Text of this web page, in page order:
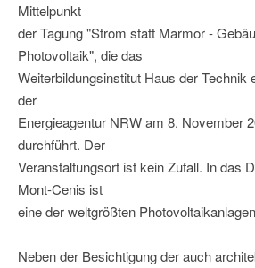
Mittelpunkt
der Tagung "Strom statt Marmor -
Photovoltaik", die das
Weiterbildungsinstitut Haus der Technik
der
Energieagentur NRW am 8. November
durchführt. Der
Veranstaltungsort ist kein Zufall. In das
Mont-Cenis ist
eine der weltgrößten
Neben der Besichtigung der auch